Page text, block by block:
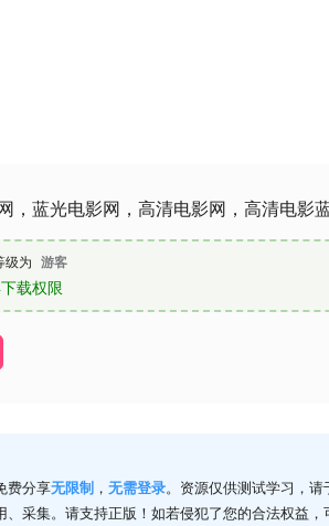
，蓝光电影网，高清电影网，高清电影
级为 游客
载权限
费分享无限制 ， 无需登录。资源仅供测试学习，
采集。请支持正版！如若侵犯了您的合法权益，